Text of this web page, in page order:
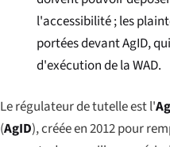
l'accessibilité ; les
portées devant AgID,
d'exécution de la WAD.
Le régulateur de tutelle est l'
(AgID), créée en 2012 pour